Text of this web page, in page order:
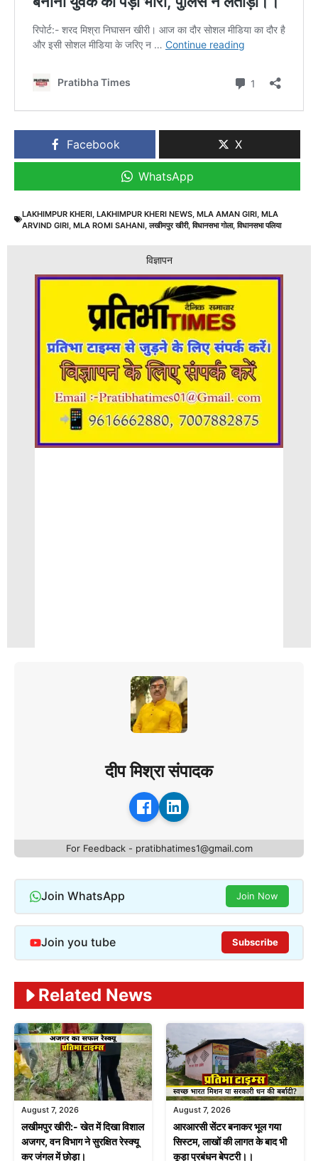
Facebook X
WhatsApp
LAKHIMPUR KHERI, LAKHIMPUR KHERI NEWS, MLA AMAN GIRI, MLA
ARVIND GIRI, MLA ROMI SAHANI,लखीमपुर खीरी,विधानसभा गोला,विधानसभा पलिया
विज्ञापन
दीप मिश्रा संपादक
For Feedback - pratibhatimes1@gmail.com
Join WhatsApp Join Now
Join you tube Subscribe
Related News
August 7, 2026
लखीमपुर खीरी:- खेत में दिखा विशाल
अजगर, वन विभाग ने सुरक्षित रेस्क्यू
कर जंगल में छोड़ा।
August 7, 2026
आरआरसी सेंटर बनाकर भूल गया
सिस्टम, लाखों की लागत के बाद भी
कूड़ा प्रबंधन बेपटरी।।